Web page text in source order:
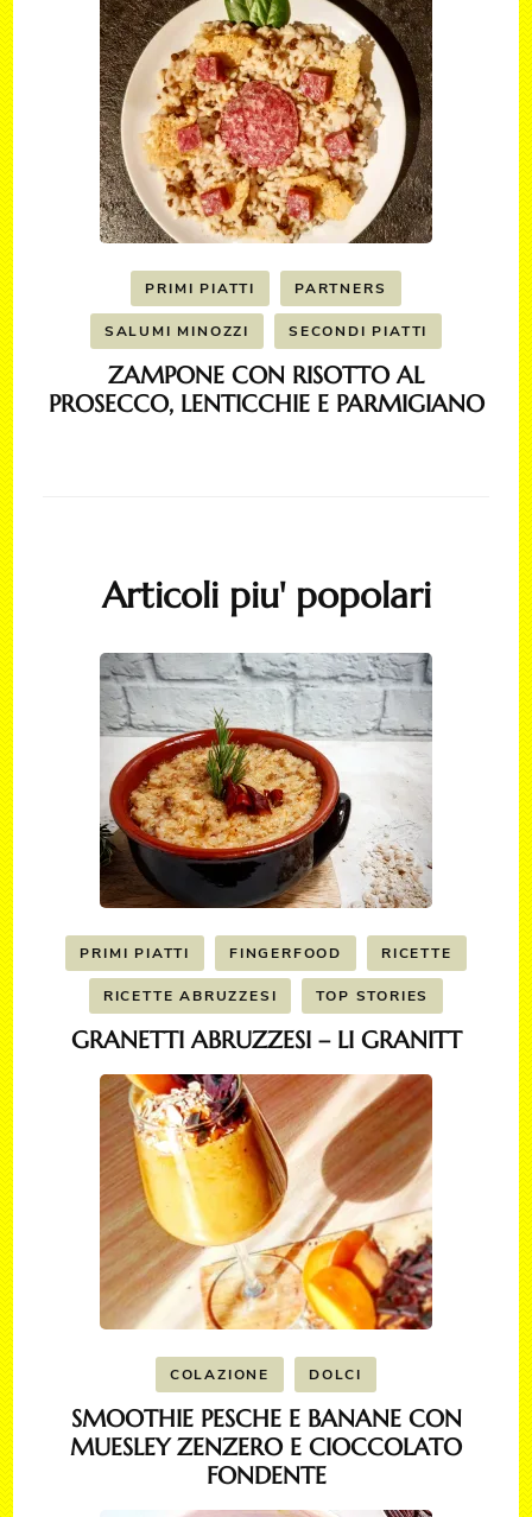
PRIMI PIATTI PARTNERS
SALUMI MINOZZI SECONDI PIATTI
ZAMPONE CON RISOTTO AL
PROSECCO, LENTICCHIE E PARMIGIANO
Articoli piu' popolari
PRIMI PIATTI FINGERFOOD RICETTE
RICETTE ABRUZZESI TOP STORIES
GRANETTI ABRUZZESI – LI GRANITT
COLAZIONE DOLCI
SMOOTHIE PESCHE E BANANE CON
MUESLEY ZENZERO E CIOCCOLATO
FONDENTE